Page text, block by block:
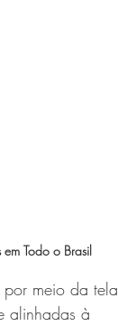
Todo o Brasil
por meio da tela
alinhadas à